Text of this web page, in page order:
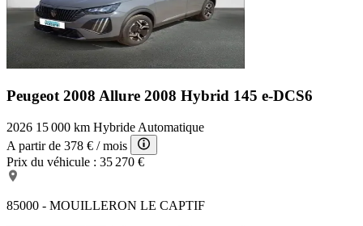
Peugeot 2008 Allure 2008 Hybrid 145 e-DCS6
2026 15 000 km Hybride Automatique
A partir de 378 € / mois
Prix du véhicule : 35 270 €
85000 - MOUILLERON LE CAPTIF